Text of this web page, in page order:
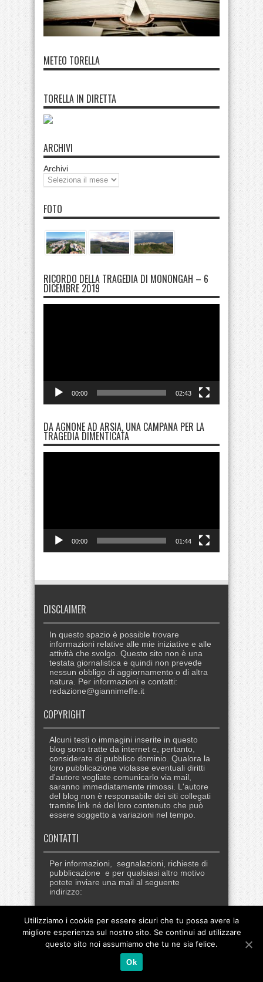
METEO TORELLA
TORELLA IN DIRETTA
ARCHIVI
Archivi
FOTO
RICORDO DELLA TRAGEDIA DI MONONGAH – 6
DICEMBRE 2019
00:00 02:43
DA AGNONE AD ARSIA, UNA CAMPANA PER LA
TRAGEDIA DIMENTICATA
00:00 01:44
DISCLAIMER
In questo spazio è possible trovare
informazioni relative alle mie iniziative e alle
attività che svolgo. Questo sito non è una
testata giornalistica e quindi non prevede
nessun obbligo di aggiornamento o di altra
natura. Per informazioni e contatti:
redazione@giannimeffe.it
COPYRIGHT
Alcuni testi o immagini inserite in questo
blog sono tratte da internet e, pertanto,
considerate di pubblico dominio. Qualora la
loro pubblicazione violasse eventuali diritti
d'autore vogliate comunicarlo via mail,
saranno immediatamente rimossi. L'autore
del blog non è responsabile dei siti collegati
tramite link né del loro contenuto che può
essere soggetto a variazioni nel tempo.
CONTATTI
Per informazioni, segnalazioni, richieste di
pubblicazione e per qualsiasi altro motivo
potete inviare una mail al seguente
indirizzo:
Utilizziamo i cookie per essere sicuri che tu possa avere la
migliore esperienza sul nostro sito. Se continui ad utilizzare
questo sito noi assumiamo che tu ne sia felice.
Ok